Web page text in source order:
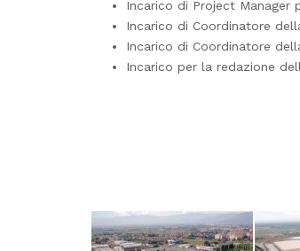
Incarico di Project
Incarico di Coordinatore
Incarico di Coordinatore
Incarico per la redazione